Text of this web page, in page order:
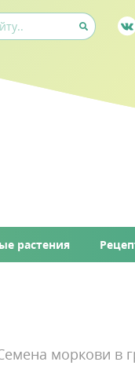
растения
моркови в